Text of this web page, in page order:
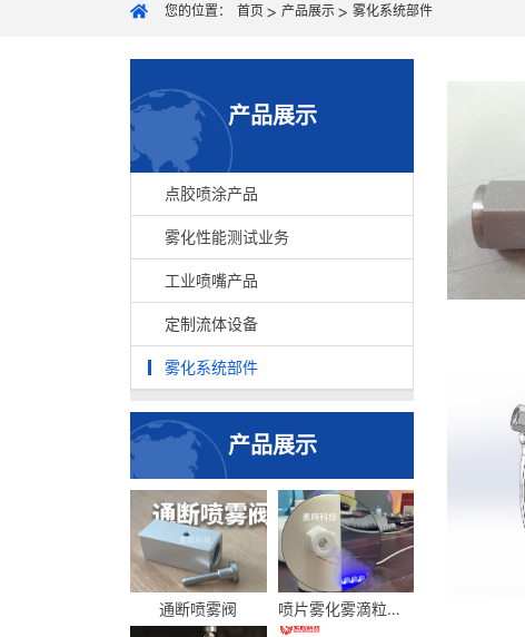
您的位置： 首页 产品展示 雾化系统部件
产品展示
点胶喷涂产品
雾化性能测试业务
工业喷嘴产品
定制流体设备
雾化系统部件
产品展示
通断喷雾阀 喷片雾化雾滴粒径及流量